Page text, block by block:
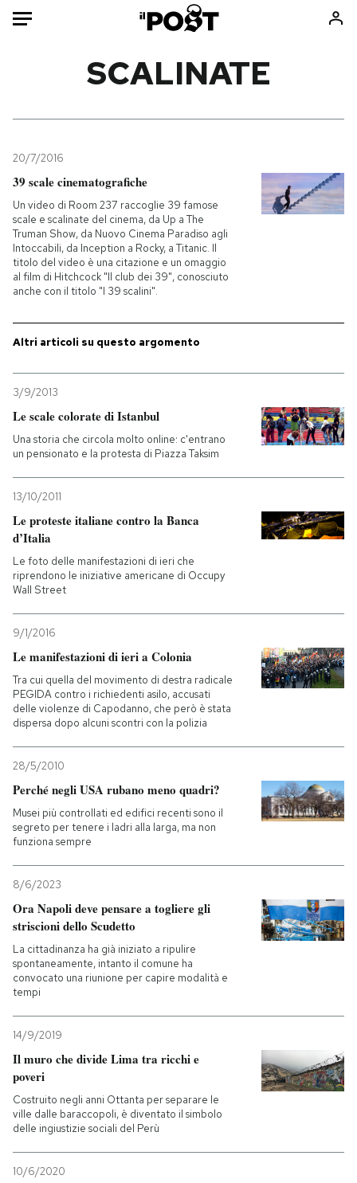
Mondo
Politica
Tecnologia
Internet
Scienza
Cultura
Economia
Consumismi
Storie/Idee
Ok Boomer!
Media
Europa
PODCAST
NEWSLETTER
I MIEI PREFERITI
SHOP
CALENDARIO
AREA PERSONALE
Entra
SCALINATE
20/7/2016
39 scale cinematografiche
Un video di Room 237 raccoglie 39 famose
scale e scalinate del cinema, da Up a The
Truman Show, da Nuovo Cinema Paradiso agli
Intoccabili, da Inception a Rocky, a Titanic. Il
titolo del video è una citazione e un omaggio
al film di Hitchcock "Il club dei 39", conosciuto
anche con il titolo "I 39 scalini".
Altri articoli su questo argomento
3/9/2013
Le scale colorate di Istanbul
Una storia che circola molto online: c'entrano
un pensionato e la protesta di Piazza Taksim
13/10/2011
Le proteste italiane contro la Banca
d’Italia
Le foto delle manifestazioni di ieri che
riprendono le iniziative americane di Occupy
Wall Street
9/1/2016
Le manifestazioni di ieri a Colonia
Tra cui quella del movimento di destra radicale
PEGIDA contro i richiedenti asilo, accusati
delle violenze di Capodanno, che però è stata
dispersa dopo alcuni scontri con la polizia
28/5/2010
Perché negli USA rubano meno quadri?
Musei più controllati ed edifici recenti sono il
segreto per tenere i ladri alla larga, ma non
funziona sempre
8/6/2023
Ora Napoli deve pensare a togliere gli
striscioni dello Scudetto
La cittadinanza ha già iniziato a ripulire
spontaneamente, intanto il comune ha
convocato una riunione per capire modalità e
tempi
14/9/2019
Il muro che divide Lima tra ricchi e
poveri
Costruito negli anni Ottanta per separare le
ville dalle baraccopoli, è diventato il simbolo
delle ingiustizie sociali del Perù
10/6/2020